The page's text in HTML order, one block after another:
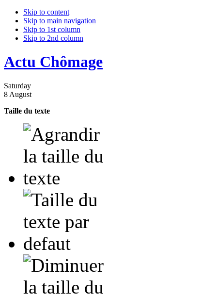
Skip to content
Skip to main navigation
Skip to 1st column
Skip to 2nd column
Actu Chômage
Saturday
8 August
Taille du texte